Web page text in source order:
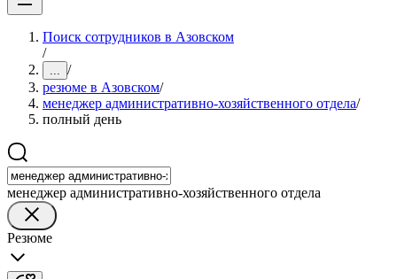
Поиск сотрудников в Азовском
/
... /
резюме в Азовском/
менеджер административно-хозяйственного отдела/
полный день
менеджер административно-хозяйственного отдела
Резюме